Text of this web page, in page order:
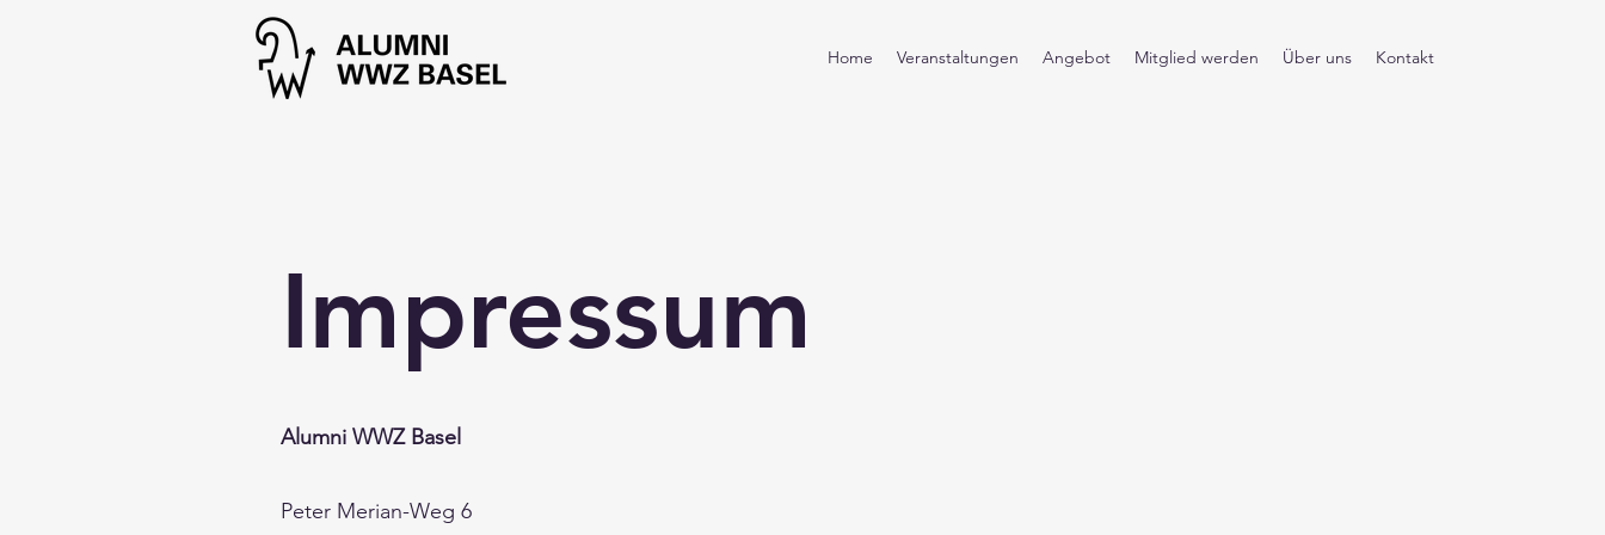
Home Veranstaltungen Angebot Mitglied werden Über uns Kontakt
Impressum
Alumni WWZ Basel
Peter Merian-Weg 6